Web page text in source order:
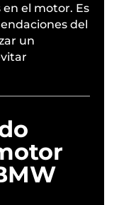
el motor. Es
del
un